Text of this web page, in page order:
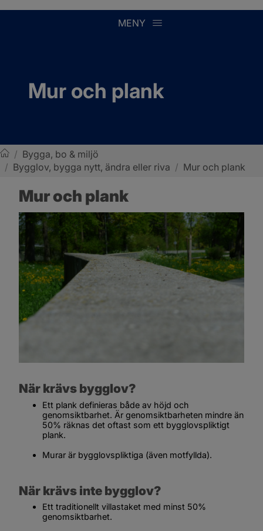
MENY
Mur och plank
Sotenäs kommun
/ Bygga, bo & miljö
/ Bygglov, bygga nytt, ändra eller riva / Mur och plank
Mur och plank
När krävs bygglov?
Ett plank definieras både av höjd och
genomsiktbarhet. Är genomsiktbarheten mindre än
50% räknas det oftast som ett bygglovspliktigt
plank.
Murar är bygglovspliktiga (även motfyllda).
När krävs inte bygglov?
Ett traditionellt villastaket med minst 50%
genomsiktbarhet.